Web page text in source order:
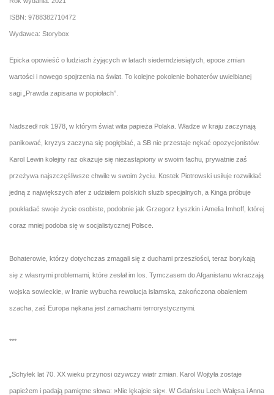
ISBN: 9788382710472
Wydawca: Storybox
Epicka opowieść o ludziach żyjących w latach siedemdziesiątych, epoce zmian
wartości i nowego spojrzenia na świat. To kolejne pokolenie bohaterów uwielbianej
sagi „Prawda zapisana w popiołach”.
Nadszedł rok 1978, w którym świat wita papieża Polaka. Władze w kraju zaczynają
panikować, kryzys zaczyna się pogłębiać, a SB nie przestaje nękać opozycjonistów.
Karol Lewin kolejny raz okazuje się niezastąpiony w swoim fachu, prywatnie zaś
przeżywa najszczęśliwsze chwile w swoim życiu. Kostek Piotrowski usiłuje rozwikłać
jedną z największych afer z udziałem polskich służb specjalnych, a Kinga próbuje
poukładać swoje życie osobiste, podobnie jak Grzegorz Łyszkin i Amelia Imhoff, której
coraz mniej podoba się w socjalistycznej Polsce.
Bohaterowie, którzy dotychczas zmagali się z duchami przeszłości, teraz borykają
się z własnymi problemami, które zesłał im los. Tymczasem do Afganistanu wkraczają
wojska sowieckie, w Iranie wybucha rewolucja islamska, zakończona obaleniem
szacha, zaś Europa nękana jest zamachami terrorystycznymi.
***
„Schyłek lat 70. XX wieku przynosi ożywczy wiatr zmian. Karol Wojtyła zostaje
papieżem i padają pamiętne słowa: »Nie lękajcie się«. W Gdańsku Lech Wałęsa i Anna